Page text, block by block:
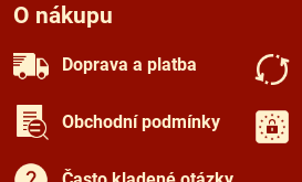
O nákupu
Doprava a platba
Obchodní podmínky